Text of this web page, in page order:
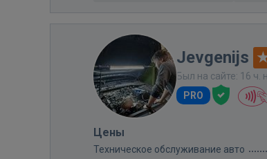
Jevgenijs
Был на сайте: 16 ч.
PRO
Цены
Техническое обслуживание авто